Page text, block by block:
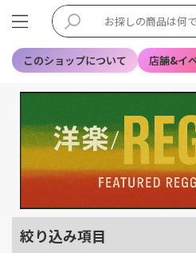
このショップについて 店舗&イ
絞り込み項目